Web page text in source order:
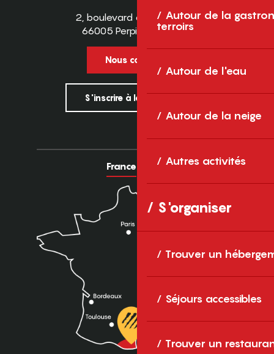
Autour de la
terroirs
Autour de l'eau
Autour de la neige
Autres activités
S'organiser
Trouver un
Séjours accessibles
Trouver un
2, boulevard des Pyrénées
66005 Perpignan Cedex
Nous contacter
S'inscrire à la newsletter
France Europe